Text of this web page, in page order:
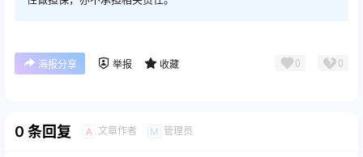
海报分享 举报 收藏 0 0
0 条回复 A 文章作者 M 管理员